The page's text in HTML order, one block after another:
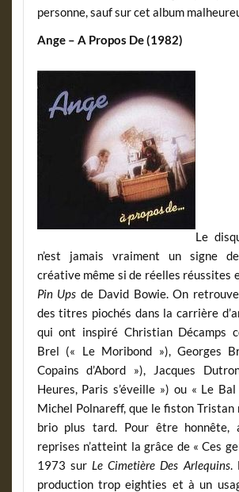
personne, sauf sur cet album
Ange – A Propos De (1982)
Le
n’est jamais vraiment un signe
créative même si de réelles réussites
Pin Ups de David Bowie. On
des titres piochés dans la carrière
qui ont inspiré Christian Décamps
Brel (« Le Moribond »), Georges
Copains d’Abord »), Jacques
Heures, Paris s’éveille ») ou « Le
Michel Polnareff, que le fiston Tristan
brio plus tard. Pour être honnête,
reprises n’atteint la grâce de « Ces
1973 sur Le Cimetière Des Arlequins.
production trop eighties et à un